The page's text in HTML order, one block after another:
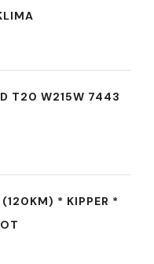
T20 W215W 7443
* KIPPER *